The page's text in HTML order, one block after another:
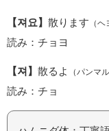
【져요】 散ります （ヘ
読み：チョヨ
【져】 散るよ （パンマル
読み：チョ